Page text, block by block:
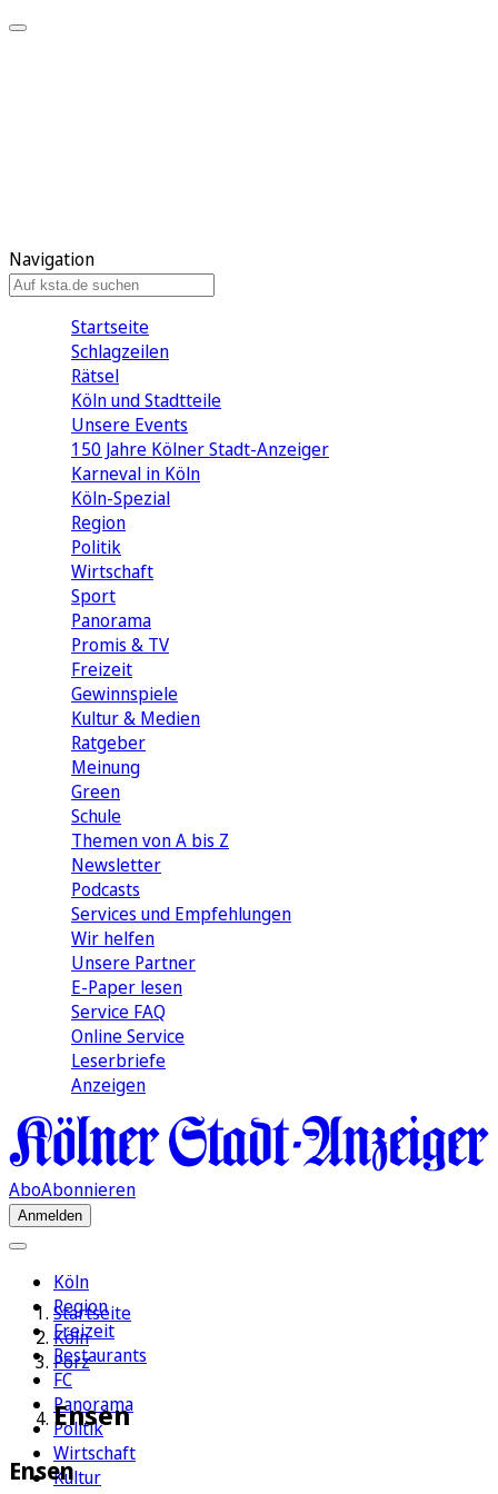
Navigation
Startseite
Schlagzeilen
Rätsel
Köln und Stadtteile
Unsere Events
150 Jahre Kölner Stadt-Anzeiger
Karneval in Köln
Köln-Spezial
Region
Politik
Wirtschaft
Sport
Panorama
Promis & TV
Freizeit
Gewinnspiele
Kultur & Medien
Ratgeber
Meinung
Green
Schule
Themen von A bis Z
Newsletter
Podcasts
Services und Empfehlungen
Wir helfen
Unsere Partner
E-Paper lesen
Service FAQ
Online Service
Leserbriefe
Anzeigen
AboAbonnieren
Anmelden
Köln
Region
Freizeit
Restaurants
FC
Panorama
Politik
Wirtschaft
Kultur
Startseite
Köln
Porz
Ensen
Ensen